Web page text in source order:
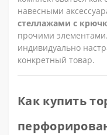
навесными
стеллажами с
прочими
индивидуально
конкретный товар.
Как купить